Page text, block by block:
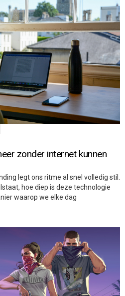
zonder internet kunnen
legt ons ritme al snel volledig stil.
hoe diep is deze technologie
waarop we elke dag